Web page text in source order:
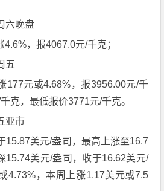
六晚盘
，报4067.0元/千克；
五
177元或4.68%，报3956.00元/千
克，最低报价3771元/千克。
亚市
15.87美元/盎司，最高上涨至16.7
15.74美元/盎司，收于16.62美元/
4.73%，本周上涨1.17美元或7.5